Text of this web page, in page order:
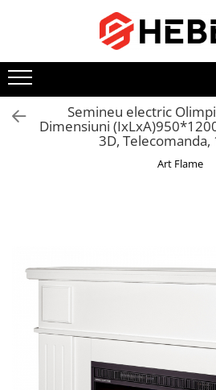
Toate Produsele
Mixere cu bol
Aer conditionat
Friteuze cu aer cald
Hidrofoare
Pompe de stropit
Pompe de stropit electrice
Pompe de stropit manuale
Semineu electric
Dimensiuni
3D, Telecomanda,
Art Flame